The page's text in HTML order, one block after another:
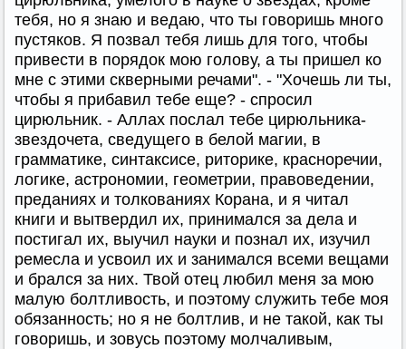
тебя, но я знаю и ведаю, что ты говоришь много
пустяков. Я позвал тебя лишь для того, чтобы
привести в порядок мою голову, а ты пришел ко
мне с этими скверными речами". - "Хочешь ли ты,
чтобы я прибавил тебе еще? - спросил
цирюльник. - Аллах послал тебе цирюльника-
звездочета, сведущего в белой магии, в
грамматике, синтаксисе, риторике, красноречии,
логике, астрономии, геометрии, правоведении,
преданиях и толкованиях Корана, и я читал
книги и вытвердил их, принимался за дела и
постигал их, выучил науки и познал их, изучил
ремесла и усвоил их и занимался всеми вещами
и брался за них. Твой отец любил меня за мою
малую болтливость, и поэтому служить тебе моя
обязанность; но я не болтлив, и не такой, как ты
говоришь, и зовусь поэтому молчаливым,